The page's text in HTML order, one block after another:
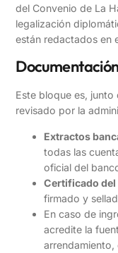
del Convenio de La
legalización
están redactados en
Este bloque es, junto
revisado por la
Extractos
todas las
oficial del
Certificado del
firmado y
En caso de
acredite la